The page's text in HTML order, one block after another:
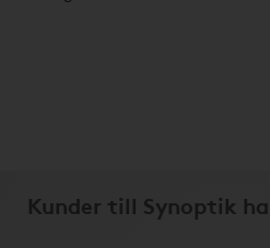
Kunder till Synoptik